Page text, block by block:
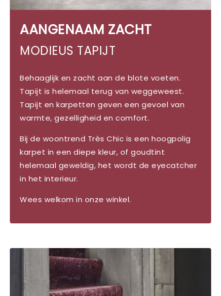
AANGENAAM ZACHT
MODIEUS TAPIJT
Behaaglijk en zacht aan de blote voeten.
Tapijt is helemaal terug van weggeweest.
Tapijt en karpetten geven een gevoel van
warmte, gezelligheid en comfort.
Bij de woontrend Très Chic is een hoogpolig
karpet in een diepe kleur, of goudtint
helemaal geweldig, het wordt de eyecatcher
in het interieur.
Wees welkom in onze winkel.